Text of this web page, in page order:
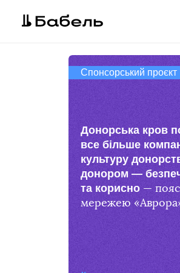
ОстанніСпонсорський проєкт
Донорська кров
все більше
культуру
донором —
та корисно —
мережею